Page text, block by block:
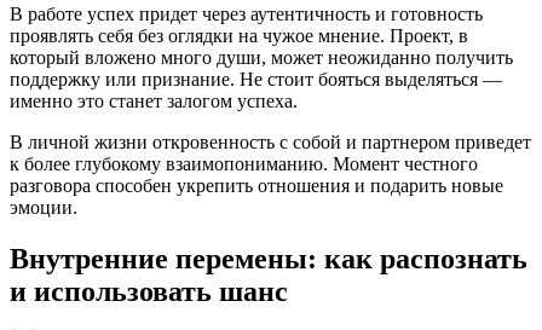
В работе успех придет через аутентичность и готовность
проявлять себя без оглядки на чужое мнение. Проект, в
который вложено много души, может неожиданно получить
поддержку или признание. Не стоит бояться выделяться —
именно это станет залогом успеха.
В личной жизни откровенность с собой и партнером приведет
к более глубокому взаимопониманию. Момент честного
разговора способен укрепить отношения и подарить новые
эмоции.
Внутренние перемены: как распознать
и использовать шанс